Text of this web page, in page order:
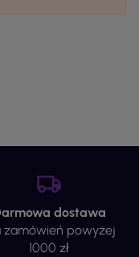
dostawa
zamówień powyżej
1000 zł